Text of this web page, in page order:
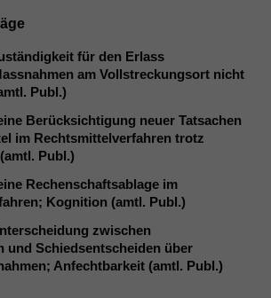
für den Erlass
am Vollstreckungsort nicht
Publ.)
Berücksichtigung neuer Tatsachen
im Rechtsmittelverfahren trotz
Publ.)
Rechenschaftsablage im
Kognition (amtl. Publ.)
zwischen
und Schiedsentscheiden über
Anfechtbarkeit (amtl. Publ.)
Notwendige
Cookies
Cookies sind
nicht
optional, es